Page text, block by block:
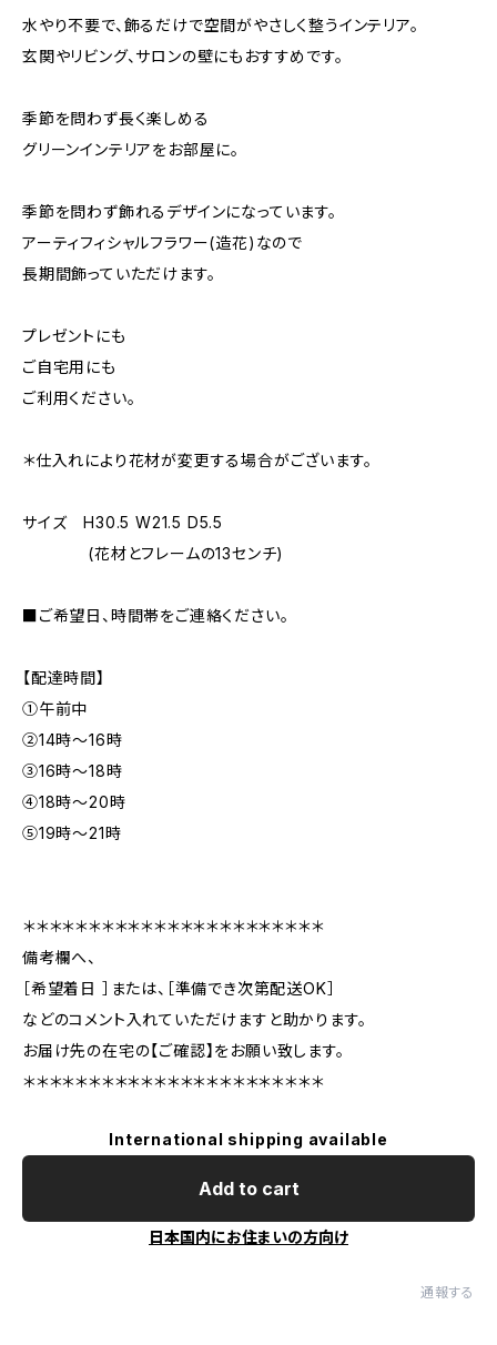
水やり不要で、飾るだけで空間がやさしく整うインテリア。
玄関やリビング、サロンの壁にもおすすめです。
季節を問わず長く楽しめる
グリーンインテリアをお部屋に。
季節を問わず飾れるデザインになっています。
アーティフィシャルフラワー(造花)なので
長期間飾っていただけます。
プレゼントにも
ご自宅用にも
ご利用ください。
＊仕入れにより花材が変更する場合がございます。
サイズ H30.5 W21.5 D5.5
(花材とフレームの13センチ)
■ご希望日、時間帯をご連絡ください。
【配達時間】
①午前中
②14時〜16時
③16時〜18時
④18時〜20時
⑤19時〜21時
＊＊＊＊＊＊＊＊＊＊＊＊＊＊＊＊＊＊＊＊＊＊＊
備考欄へ、
［希望着日 ］または、［準備でき次第配送OK］
などのコメント入れていただけますと助かります。
お届け先の在宅の【ご確認】をお願い致します。
＊＊＊＊＊＊＊＊＊＊＊＊＊＊＊＊＊＊＊＊＊＊＊
International shipping available
Add to cart
日本国内にお住まいの方向け
通報する